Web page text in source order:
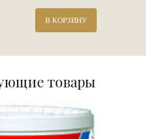
В КОРЗИНУ
товары